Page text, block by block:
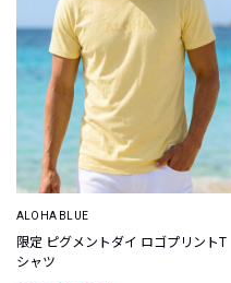
ALOHA BLUE
限定 ピグメントダイ ロゴプリントT
シャツ